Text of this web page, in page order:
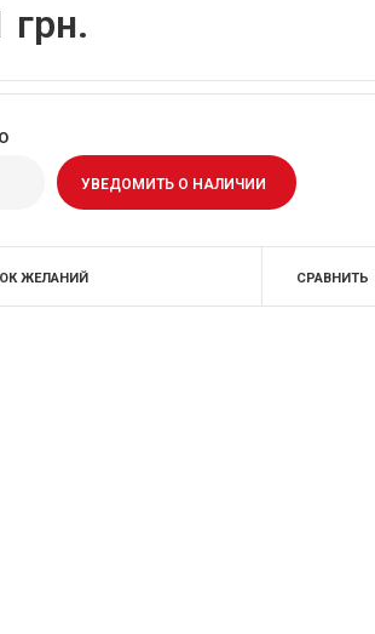
грн.
УВЕДОМИТЬ О НАЛИЧИИ
ЖЕЛАНИЙ СРАВНИТЬ